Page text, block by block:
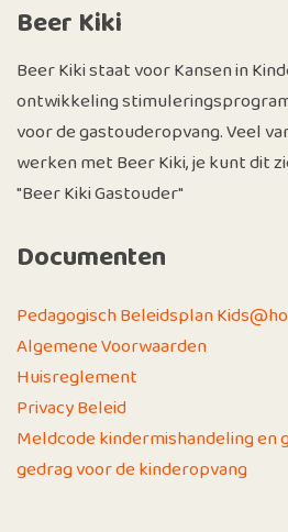
Beer Kiki
Beer Kiki staat voor Kansen in
ontwikkeling
voor de gastouderopvang. Veel
werken met Beer Kiki, je kunt dit
"Beer Kiki Gastouder"
Documenten
Pedagogisch Beleidsplan
Algemene Voorwaarden
Huisreglement
Privacy Beleid
Meldcode kindermishandeling
gedrag voor de kinderopvang